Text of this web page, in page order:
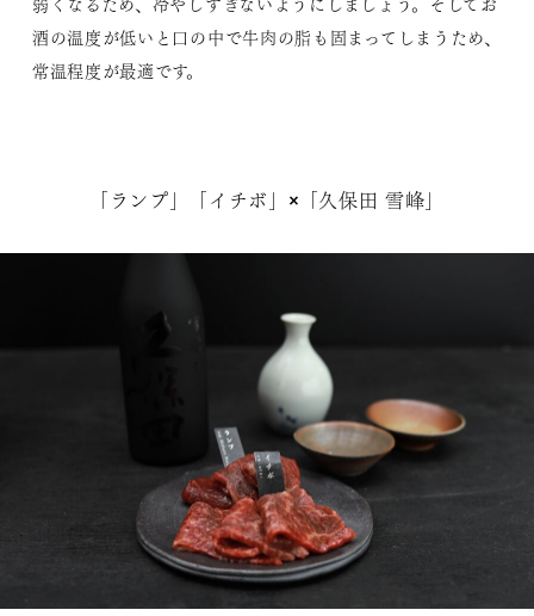
弱くなるため、冷やしすぎないようにしましょう。そしてお
酒の温度が低いと口の中で牛肉の脂も固まってしまうため、
常温程度が最適です。
「ランプ」「イチボ」×「久保田 雪峰」